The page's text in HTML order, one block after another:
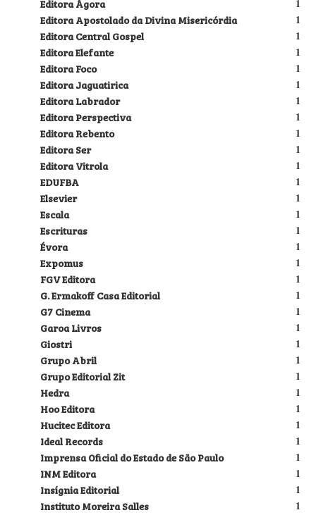
1
Editora Ágora
1
Editora Apostolado da Divina Misericórdia
1
Editora Central Gospel
1
Editora Elefante
1
Editora Foco
1
Editora Jaguatirica
1
Editora Labrador
1
Editora Perspectiva
1
Editora Rebento
1
Editora Ser
1
Editora Vitrola
1
EDUFBA
1
Elsevier
1
Escala
1
Escrituras
1
Évora
1
Expomus
1
FGV Editora
1
G. Ermakoff Casa Editorial
1
G7 Cinema
1
Garoa Livros
1
Giostri
1
Grupo Abril
1
Grupo Editorial Zit
1
Hedra
1
Hoo Editora
1
Hucitec Editora
1
Ideal Records
1
Imprensa Oficial do Estado de São Paulo
1
INM Editora
1
Insígnia Editorial
1
Instituto Moreira Salles